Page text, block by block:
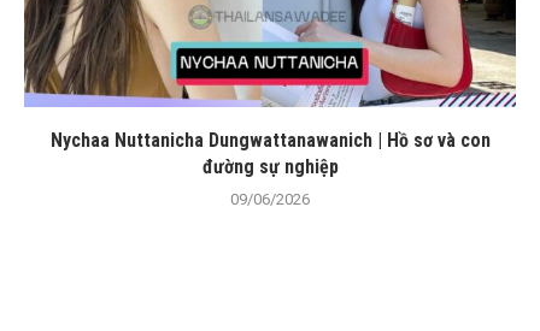
Nychaa Nuttanicha Dungwattanawanich | Hồ sơ và con
đường sự nghiệp
09/06/2026